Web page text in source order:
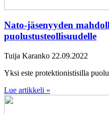
Nato-jäsenyyden
puolustusteollisuudelle
Tuija Karanko 22.09.2022
Yksi este protektionistisilla
Lue artikkeli »